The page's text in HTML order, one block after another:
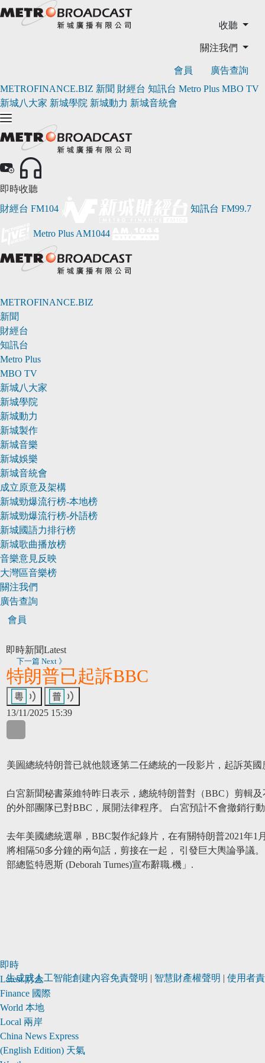
收聽
關注我們
會員
廣告查詢
METROFINANCE.BIZ 新聞 財經台 知訊台 Metro Plus MBO TV
新城八大家 新城學院 新城動力 新城音統會
即時收聽
財經台 FM104 知訊台 FM99.7
Metro Plus AM1044
METROFINANCE.BIZ
新聞
財經台
知訊台
Metro Plus
MBO TV
新城八大家
新城學院
新城動力
新城製作
新城音樂
新城娛樂
新城音統會
成立原意及架構
新城勁爆流行榜-本地榜
新城勁爆流行榜-外語榜
新城國語力排行榜
新城歌曲播放榜
音樂意見反映
大灣區音樂榜
關注我們
廣告查詢
會員
即時
Latest 財金
Finance 國際
World 本地
Local 兩岸
China News Express
(English Edition) 天氣
即時新聞Latest
下一篇 Next 》
特朗普已起訴BBC
13/11/2025 15:39
美圌總統特朗普已就他競逐第二任總統的一段影片，起訴英
白宮新聞秘書萊維特昨日表示，總統特朗普對（BBC）剪輯
的外部團隊已對BBC，展開法律程序。 白宮預計不會撤銷行
去年美國總統選舉，BBC製作紀錄片，在有關特朗普2021年1
將相隔50多分鐘的兩句話，剪接在一起， 引發巨大輿論爭議
部總監特恩斯 (Deborah Turnes)宣布辭職.機」.
生成式人工智能創建內容免責聲明 | 智慧財產權聲明 | 使用者
METROFINANCE.BIZ
財經
台
知訊
廣告
查詢